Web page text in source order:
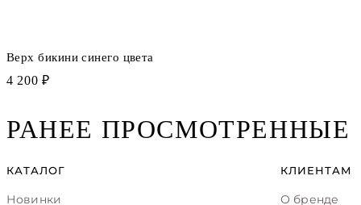
Верх бикини синего цвета
4 200 ₽
РАНЕЕ ПРОСМОТРЕННЫЕ
КАТАЛОГ
Новинки
КЛИЕНТАМ
О бренде